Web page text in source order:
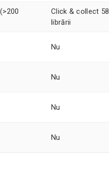
Click & collect 58
librării
Nu
Nu
Nu
Nu